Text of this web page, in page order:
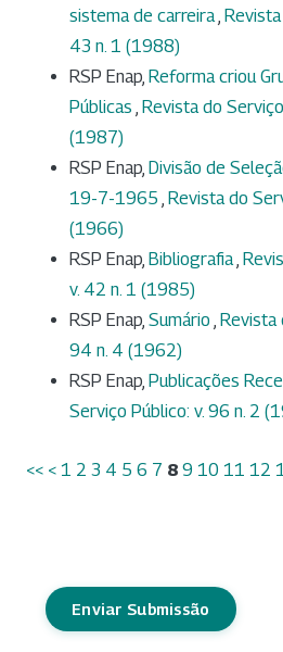
sistema de carreira,
43 n. 1 (1988)
RSP Enap, Reforma criou
Públicas , Revista do
(1987)
RSP Enap, Divisão de
19-7-1965 , Revista do
(1966)
RSP Enap, Bibliografia,
v. 42 n. 1 (1985)
RSP Enap, Sumário , Revista
94 n. 4 (1962)
RSP Enap, Publicações
Serviço Público: v. 96 n. 2
<< < 1 2 3 4 5 6 7 8 9 10 11 12
Enviar Submissão